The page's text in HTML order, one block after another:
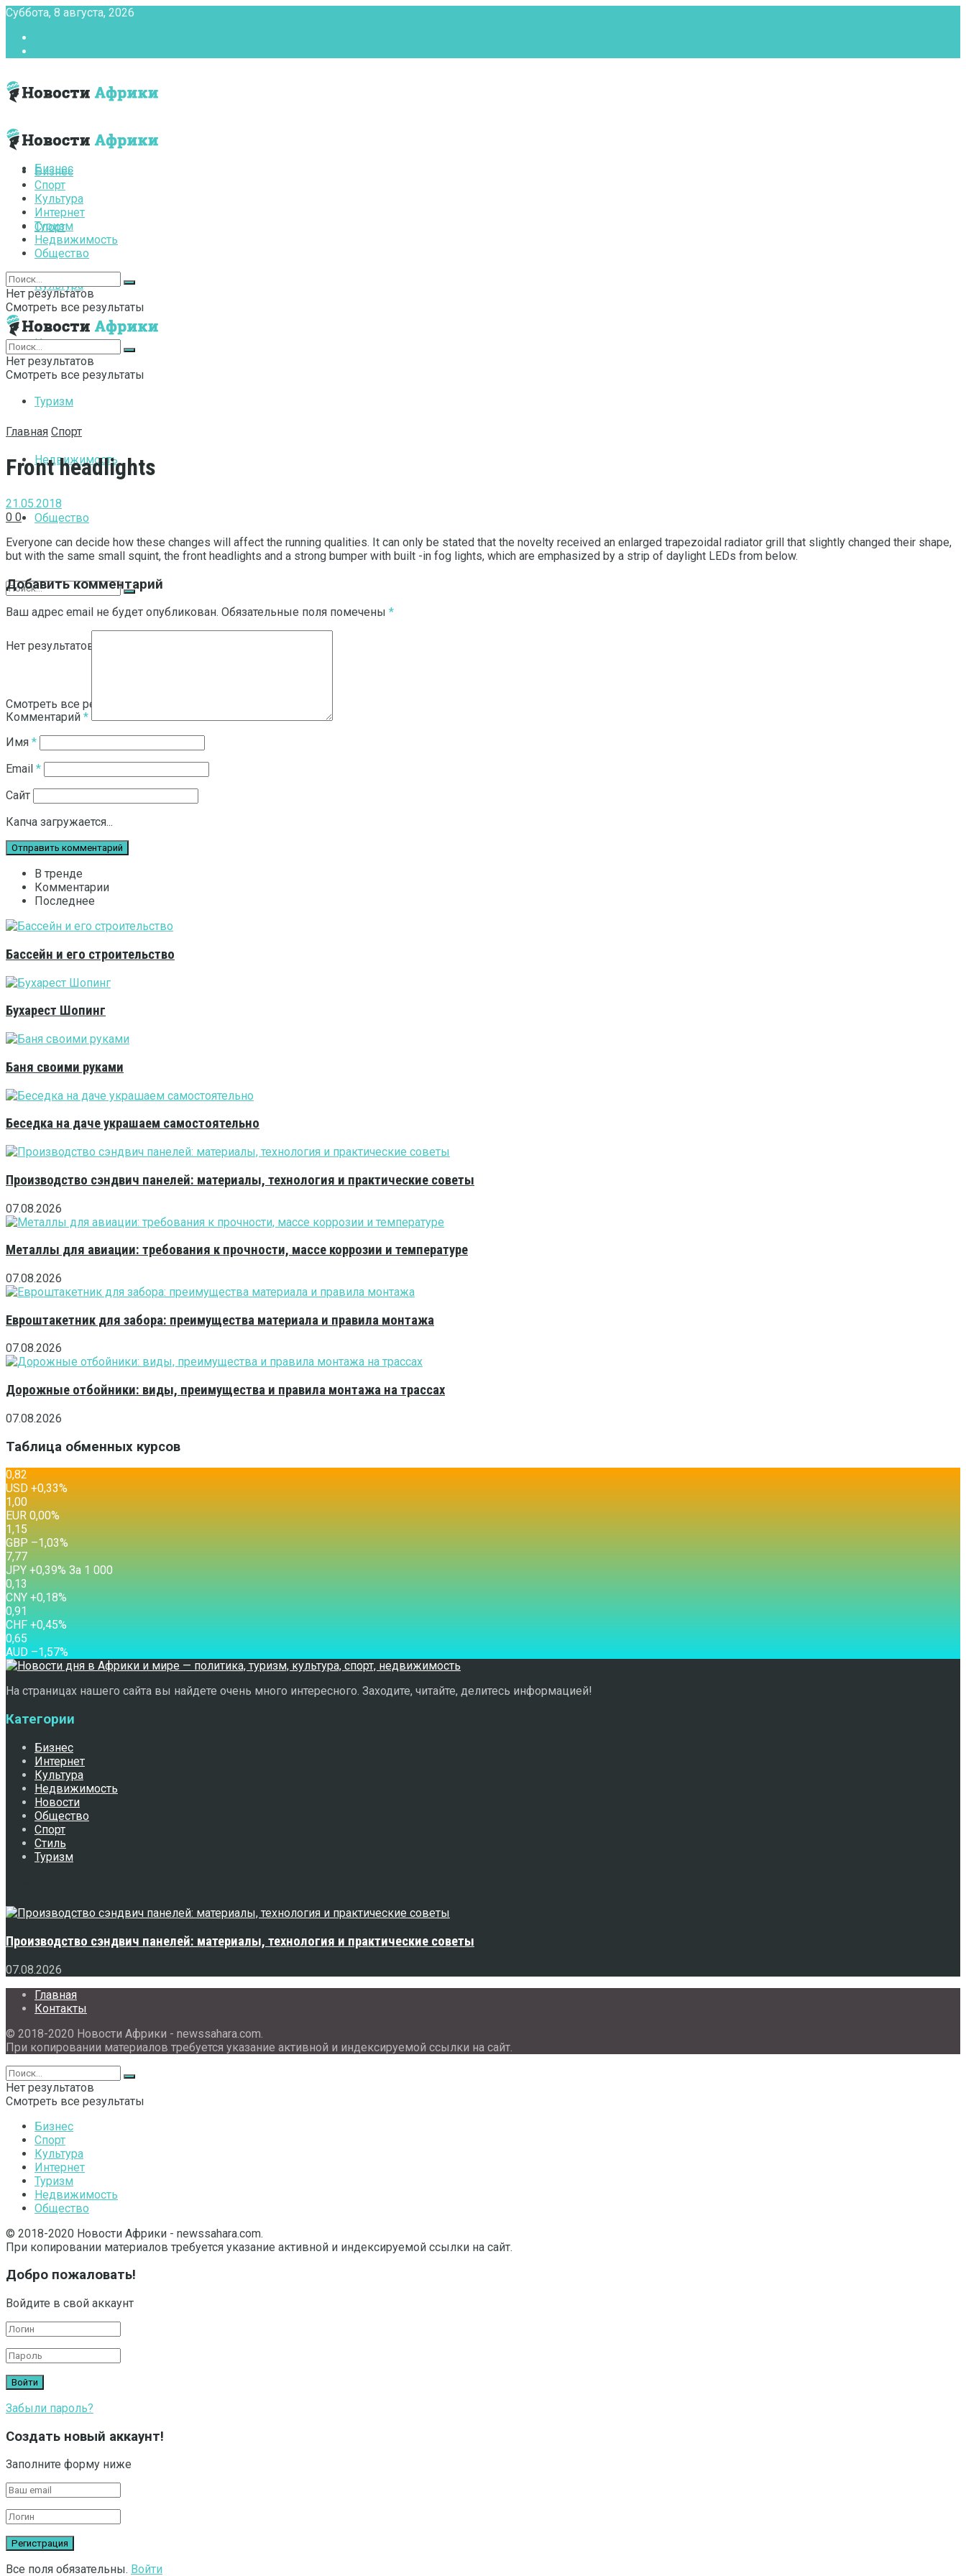
Суббота, 8 августа, 2026
Бизнес
Спорт
Культура
Интернет
Туризм
Недвижимость
Общество
Нет результатов
Смотреть все результаты
Бизнес
Спорт
Культура
Интернет
Туризм
Недвижимость
Общество
Нет результатов
Смотреть все результаты
Нет результатов
Смотреть все результаты
Главная Спорт
Front headlights
21.05.2018
0 0
Everyone can decide how these changes will affect the running qualities. It can only be stated that the novelty received an enlarged trapezoidal radiator grill that slightly changed their shape,
but with the same small squint, the front headlights and a strong bumper with built -in fog lights, which are emphasized by a strip of daylight LEDs from below.
Добавить комментарий
Ваш адрес email не будет опубликован. Обязательные поля помечены *
Комментарий *
Имя *
Email *
Сайт
Капча загружается...
В тренде
Комментарии
Последнее
Бассейн и его строительство
Бухарест Шопинг
Баня своими руками
Беседка на даче украшаем самостоятельно
Производство сэндвич панелей: материалы, технология и практические советы
07.08.2026
Металлы для авиации: требования к прочности, массе коррозии и температуре
07.08.2026
Евроштакетник для забора: преимущества материала и правила монтажа
07.08.2026
Дорожные отбойники: виды, преимущества и правила монтажа на трассах
07.08.2026
Таблица обменных курсов
0,82
USD +0,33%
1,00
EUR 0,00%
1,15
GBP –1,03%
7,77
JPY +0,39% За 1 000
0,13
CNY +0,18%
0,91
CHF +0,45%
0,65
AUD –1,57%
На страницах нашего сайта вы найдете очень много интересного. Заходите, читайте, делитесь информацией!
Категории
Бизнес
Интернет
Культура
Недвижимость
Новости
Общество
Спорт
Стиль
Туризм
Производство сэндвич панелей: материалы, технология и практические советы
07.08.2026
Главная
Контакты
© 2018-2020 Новости Африки - newssahara.com.
При копировании материалов требуется указание активной и индексируемой ссылки на сайт.
Нет результатов
Смотреть все результаты
Бизнес
Спорт
Культура
Интернет
Туризм
Недвижимость
Общество
© 2018-2020 Новости Африки - newssahara.com.
При копировании материалов требуется указание активной и индексируемой ссылки на сайт.
Добро пожаловать!
Войдите в свой аккаунт
Забыли пароль?
Создать новый аккаунт!
Заполните форму ниже
Все поля обязательны. Войти